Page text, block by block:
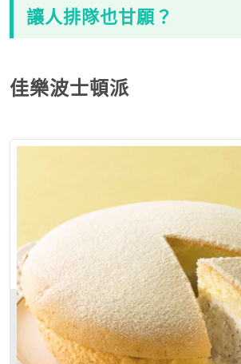
讓人排隊也甘願？
佳樂波士頓派